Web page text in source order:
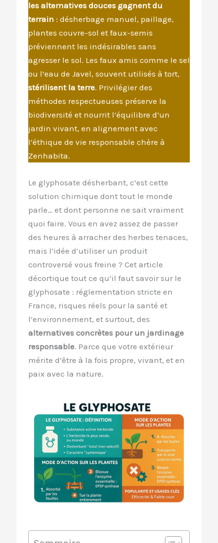
les alternatives douces gagnent du
terrain : désherbage manuel, paillage,
plantes couvre-sol et faux-semis
préviennent les indésirables sans
agresser le sol. Les faux amis comme le sel
ou l’eau de Javel, souvent utilisés à tort,
stérilisent la terre. Privilégier des
méthodes respectueuses préserve la
biodiversité et nourrit l’équilibre d’un
jardin vivant, en alignement avec
l’éthique de vie responsable chère à
Zenhabita.
Le glyphosate désherbant, c’est cette
solution chimique dont tout le monde
parle… et dont personne ne sait vraiment
quoi faire. Vous en avez assez de passer
des heures à arracher des herbes tenaces,
mais l’idée d’utiliser un produit
controversé vous freine ? Cet article
décortique tout ce qu’il faut savoir sur le
glyphosate : réglementation stricte en
France, risques réels pour la santé et
l’environnement, et surtout, des
alternatives concrètes pour un jardinage
responsable. Parce que votre extérieur
mérite d’être à la fois propre, vivant, et en
paix avec la nature.